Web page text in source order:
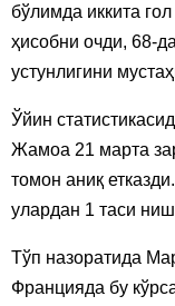
бўлимда иккита
ҳисобни очди, 68-
устунлигини
Ўйин
Жамоа 21 марта
томон аниқ
улардан 1 таси
Тўп назоратида
Францияда бу